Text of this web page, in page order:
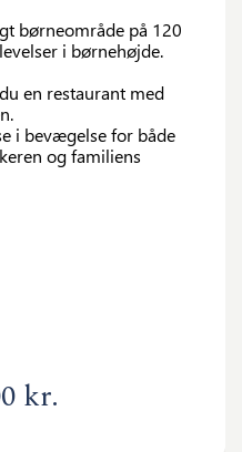
børneområde på 120
i børnehøjde.
en restaurant med
i bevægelse for både
og familiens
kr.